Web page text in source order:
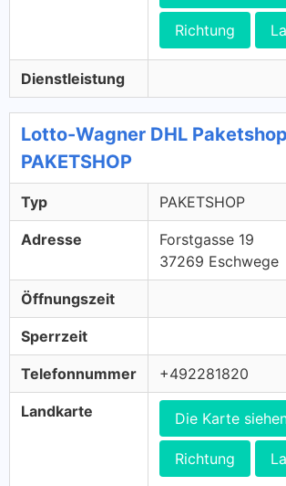
Richtung
Dienstleistung
Lotto-Wagner DHL
PAKETSHOP
Typ PAKETSHOP
Adresse
Forstgasse 19
37269 Eschwege
Öffnungszeit
Sperrzeit
Telefonnummer +492281820
Landkarte Die Karte
Richtung